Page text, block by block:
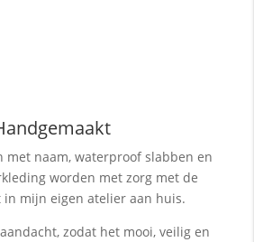
met naam, waterproof slabbenen
worden met zorg met de
in mijn eigen atelier aan huis.
zodat het mooi, veilig en